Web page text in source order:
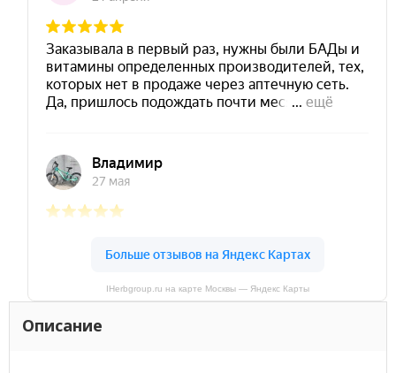
IHerbgroup.ru на карте Москвы — Яндекс Карты
Описание